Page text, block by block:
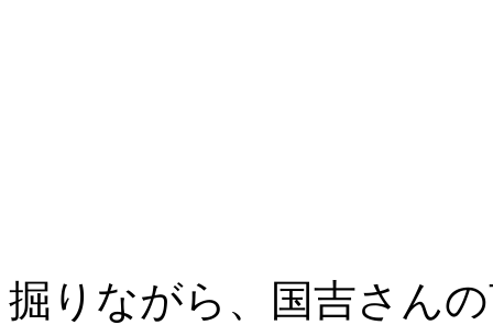
掘りながら、国吉さん